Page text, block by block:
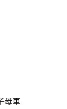
母車